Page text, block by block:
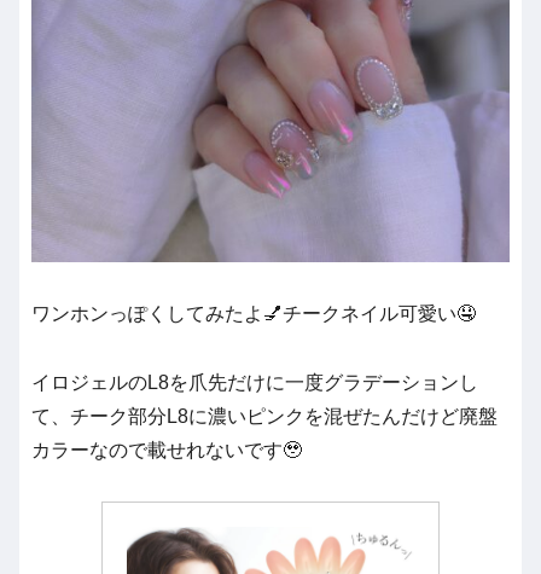
ワンホンっぽくしてみたよ💅チークネイル可愛い🤤
イロジェルのL8を爪先だけに一度グラデーションし
て、チーク部分L8に濃いピンクを混ぜたんだけど廃盤
カラーなので載せれないです🥹